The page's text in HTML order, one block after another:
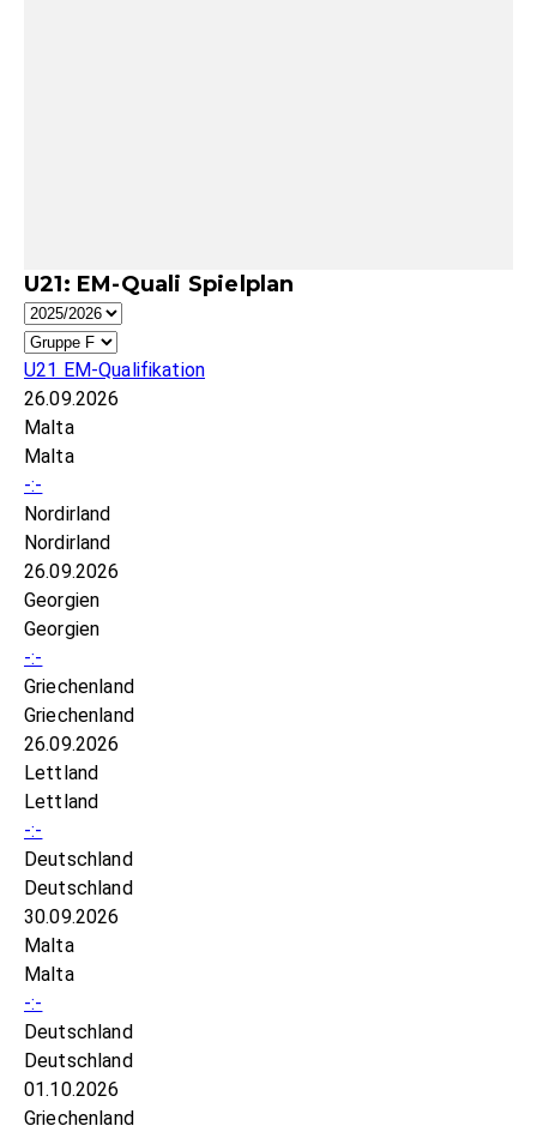
U21: EM-Quali Spielplan
U21 EM-Qualifikation
26.09.2026
Malta
Malta
-:-
Nordirland
Nordirland
26.09.2026
Georgien
Georgien
-:-
Griechenland
Griechenland
26.09.2026
Lettland
Lettland
-:-
Deutschland
Deutschland
30.09.2026
Malta
Malta
-:-
Deutschland
Deutschland
01.10.2026
Griechenland